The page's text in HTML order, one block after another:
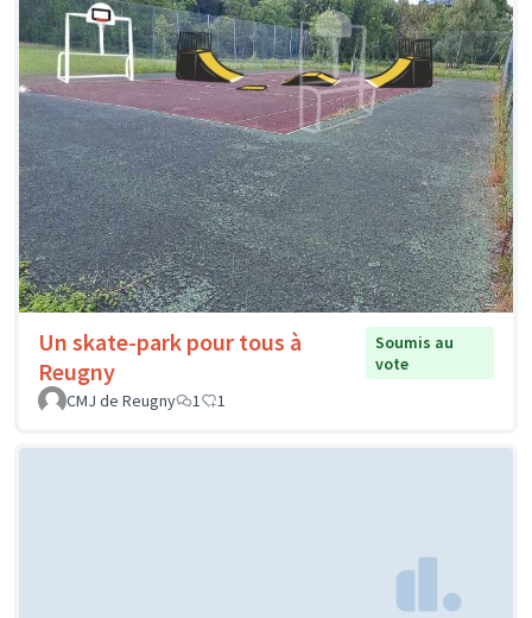
Un skate-park pour tous à
Reugny
Soumis au
vote
CMJ de Reugny
1 1